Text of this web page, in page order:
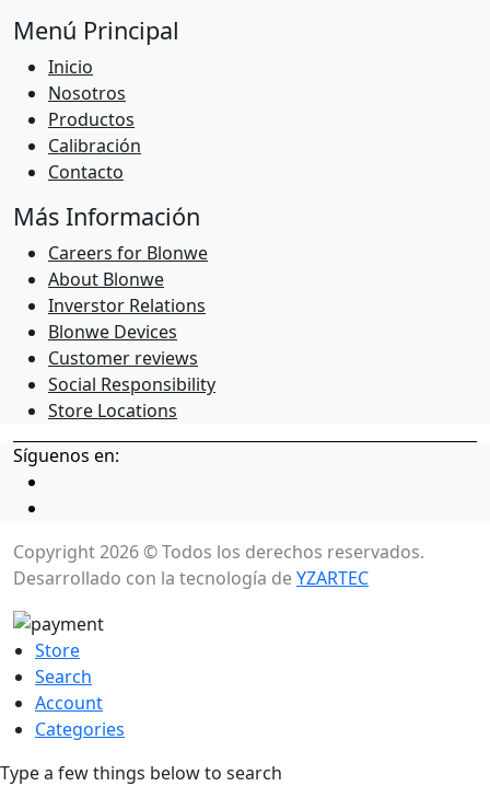
Menú Principal
Inicio
Nosotros
Productos
Calibración
Contacto
Más Información
Careers for Blonwe
About Blonwe
Inverstor Relations
Blonwe Devices
Customer reviews
Social Responsibility
Store Locations
Síguenos en:
Copyright 2026 © Todos los derechos reservados.
Desarrollado con la tecnología deYZARTEC
Store
Search
Account
Categories
Type a few things below to search